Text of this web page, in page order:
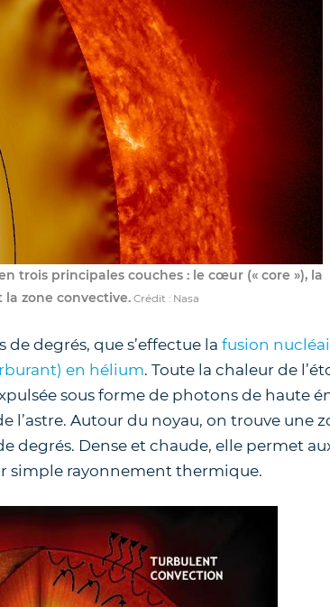
trois principales couches : le cœur (« core »), la
zone convective.Crédit : Nasa
de degrés, que s’effectue la fusion
en hélium. Toute la chaleur de
sous forme de photons de haute
l’astre. Autour du noyau, on trouve une
degrés. Dense et chaude, elle permet
simple rayonnement thermique.
135.00€
En stock